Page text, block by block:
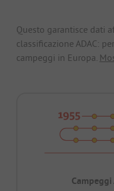
Questo garantisce dati
classificazione ADAC:
campeggi in Europa.
Campeggi